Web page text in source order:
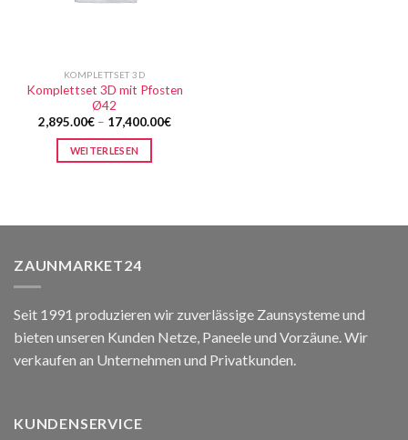
KOMPLETTSET 3D
Komplettset 3D mit Pfosten
Ø42
2,895.00€– 17,400.00€
WEITERLESEN
ZAUNMARKET24
Seit 1991 produzieren wir zuverlässige Zaunsysteme und
bieten unseren Kunden Netze, Paneele und Vorzäune. Wir
verkaufen an Unternehmen und Privatkunden.
KUNDENSERVICE